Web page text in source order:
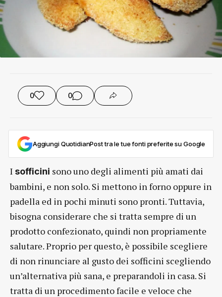
0 0
Aggiungi QuotidianPost tra le tue fonti preferite su Google
I sofficini sono uno degli alimenti più amati dai
bambini, e non solo. Si mettono in forno oppure in
padella ed in pochi minuti sono pronti. Tuttavia,
bisogna considerare che si tratta sempre di un
prodotto confezionato, quindi non propriamente
salutare. Proprio per questo, è possibile scegliere
di non rinunciare al gusto dei sofficini scegliendo
un’alternativa più sana, e preparandoli in casa. Si
tratta di un procedimento facile e veloce che